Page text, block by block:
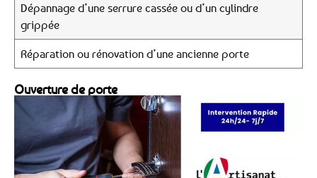
Dépannage d’une serrure cassée ou d’un cylindre
grippée
Réparation ou rénovation d’une ancienne porte
Ouverture de porte